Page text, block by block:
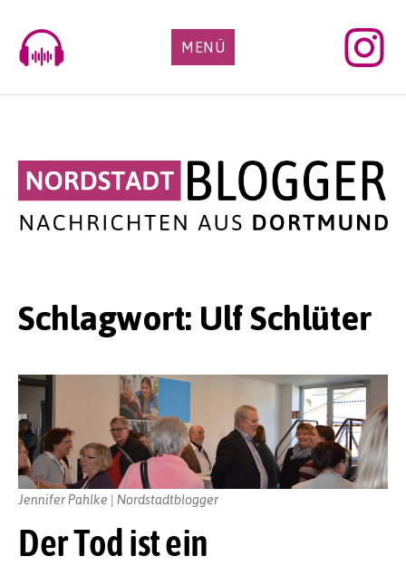
content
MENÜ
Schlagwort: Ulf Schlüter
Der Tod ist ein
Jennifer Pahlke | Nordstadtblogger